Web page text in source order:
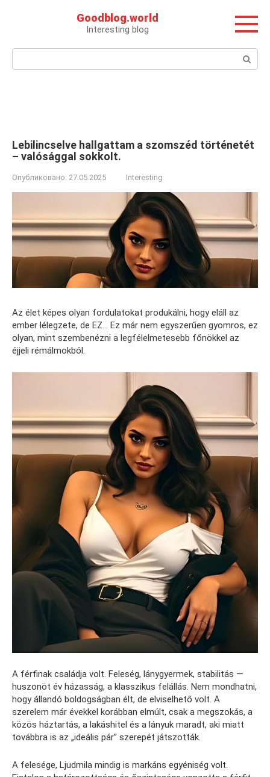
Goodblog.world
Interesting blog
Поиск:
Lebilincselve hallgattam a szomszéd történetét
– valósággal sokkolt.
Опубликовано: 27.05.2025 Interesting
Az élet képes olyan fordulatokat produkálni, hogy eláll az
ember lélegzete, de EZ… Ez már nem egyszerűen gyomros, ez
olyan, mint szembenézni a legfélelmetesebb főnökkel az
éjjeli rémálmokból.
A férfinak családja volt. Feleség, lánygyermek, stabilitás —
huszonöt év házasság, a klasszikus felállás. Nem mondhatni,
hogy állandó boldogságban élt, de elviselhető volt. A
szerelem már évekkel korábban elmúlt, csak a megszokás, a
közös háztartás, a lakáshitel és a lányuk maradt, aki miatt
továbbra is az „ideális pár” szerepét játszották.
A felesége, Ljudmila mindig is markáns egyéniség volt.